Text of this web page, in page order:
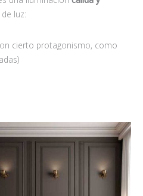
luz:
cierto protagonismo, como